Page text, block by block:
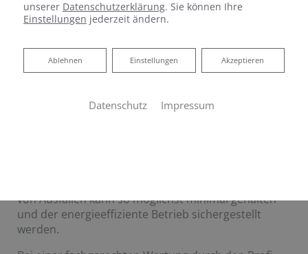
Betriebssicherheit erhöhen und
von Ausfällen kann so möglichst minimal gehalten
und der energieeffiziente Betrieb sichergestellt
werden.
unserer Datenschutzerklärung. Sie können Ihre
Einstellungen jederzeit ändern.
Akzeptieren
Einstellungen
Ablehnen
Ablehnen
Datenschutz Impressum